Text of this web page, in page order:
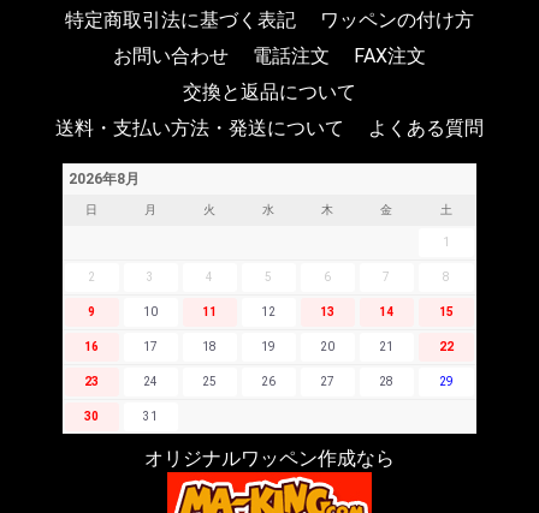
特定商取引法に基づく表記
ワッペンの付け方
お問い合わせ
電話注文
FAX注文
交換と返品について
送料・支払い方法・発送について
よくある質問
2026年8月
日 月 火 水 木 金 土
1
2 3 4 5 6 7 8
9 10 11 12 13 14 15
16 17 18 19 20 21 22
23 24 25 26 27 28 29
30 31
オリジナルワッペン作成なら